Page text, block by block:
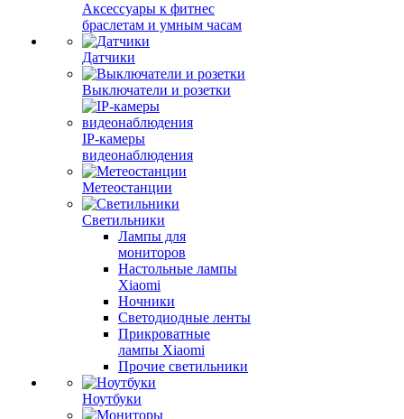
Аксессуары к фитнес
браслетам и умным часам
Датчики
Выключатели и розетки
IP-камеры
видеонаблюдения
Метеостанции
Светильники
Лампы для
мониторов
Настольные лампы
Xiaomi
Ночники
Светодиодные ленты
Прикроватные
лампы Xiaomi
Прочие светильники
Ноутбуки